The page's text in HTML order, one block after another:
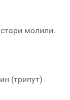
молили.
(трипут)